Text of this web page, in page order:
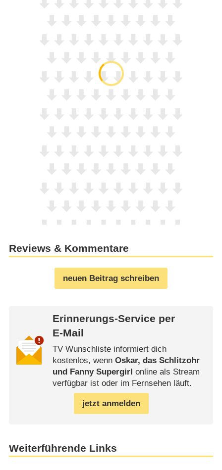
Reviews & Kommentare
neuen Beitrag schreiben
Erinnerungs-Service per
E-Mail
TV Wunschliste informiert dich
kostenlos, wenn Oskar, das Schlitzohr
und Fanny Supergirl online als Stream
verfügbar ist oder im Fernsehen läuft.
jetzt anmelden
Weiterführende Links